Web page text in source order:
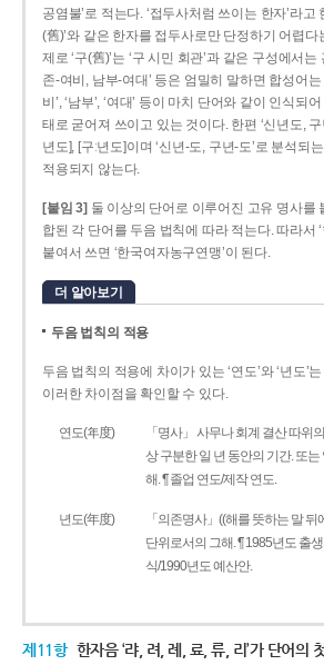
공염불’로 적는다. ‘접두사처럼 쓰이는 한자’라고
(舊)’와 같은 한자를 접두사로만 단정하기 어렵다
제로 ‘구(舊)’는 ‘구 시민 회관’과 같은 구성에서
존­-여비, 남부-­여대’ 등은 엄밀히 말하면 합성어는
비’, ‘남부’, ‘여대’ 등이 마치 단어와 같이 인식되
태로 굳어져 쓰이고 있는 것이다. 한편 ‘신년도,
년도], [구ː년도]이며 ‘신년­-도, 구년-­도’로 분석되
적용되지 않는다.
[붙임 3] 둘 이상의 단어로 이루어진 고유 명사를
합된 각 단어를 두음 법칙에 따라 적는다. 따라서
붙여서 쓰면 ‘한국여자농구연맹’이 된다.
더 알아보기
두음 법칙의 적용
두음 법칙의 적용에 차이가 있는 ‘연도’와 ‘년도’
이러한 차이점을 확인할 수 있다.
연도(年度)
「명사」 사무나 회계 결산 따위
상 구분한 일 년 동안의 기간. 또
해. ¶ 졸업 연도/제작 연도.
년도(年度)
「의존명사」((해를 뜻하는 말
단위로서의 그해. ¶ 1985년도 출
식/1990년도 예산안.
제11항 한자음 ‘랴, 려, 례, 료, 류, 리’가 단어의